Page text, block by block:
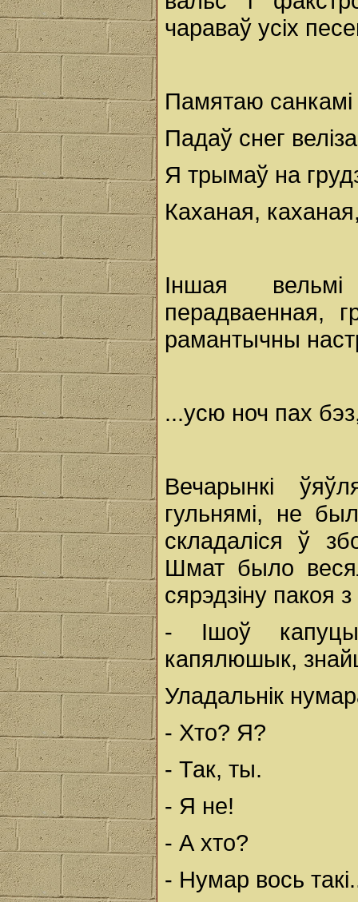
чараваў усіх
Памятаю санкамі
Падаў снег
Я трымаў на
Каханая,
Іншая
перадваенная,
рамантычны
...усю ноч пах
Вечарынкі
гульнямі, не
складаліся ў
Шмат было
сярэдзіну пакоя
- Ішоў
капялюшык,
Уладальнік
- Хто? Я?
- Так, ты.
- Я не!
- А хто?
- Нумар вось